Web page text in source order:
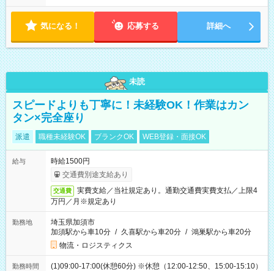
18:00 などのように、自由な働き方が可能なお仕事です！
気になる！ 応募する 詳細へ
未読
スピードよりも丁寧に！未経験OK！作業はカン
タン×完全座り
派遣 職種未経験OK ブランクOK WEB登録・面接OK
給与
時給1500円
交通費別途支給あり
交通費
実費支給／当社規定あり。通勤交通費実費支払／上限4
万円／月※規定あり
勤務地
埼玉県加須市
加須駅から車10分 / 久喜駅から車20分 / 鴻巣駅から車20分
物流・ロジスティクス
勤務時間 (1)09:00-17:00(休憩60分) ※休憩（12:00-12:50、15:00-15:10）